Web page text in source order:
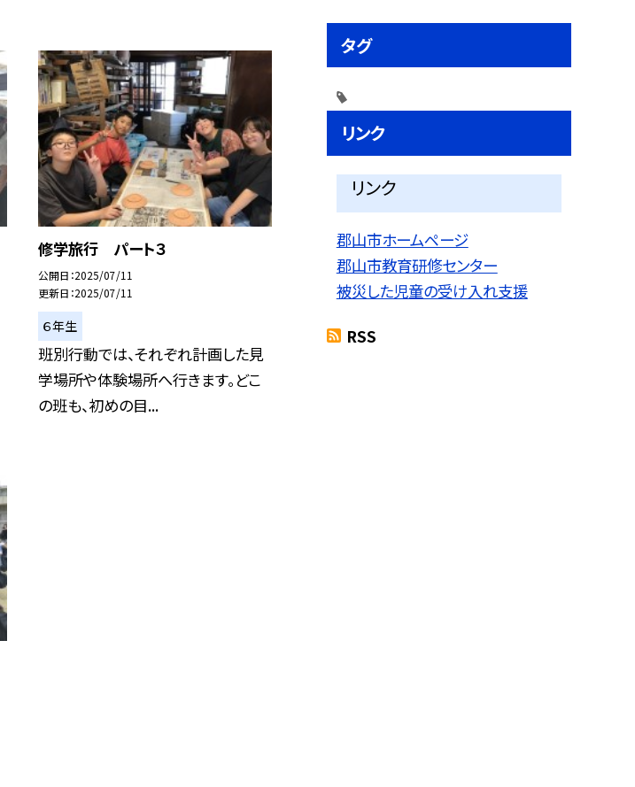
修学旅行 パート３
公開日 2025/07/11
更新日 2025/07/11
６年生
班別行動では、それぞれ計画した見
学場所や体験場所へ行きます。どこ
の班も、初めの目...
タグ
リンク
リンク
郡山市ホームページ
郡山市教育研修センター
被災した児童の受け入れ支援
RSS